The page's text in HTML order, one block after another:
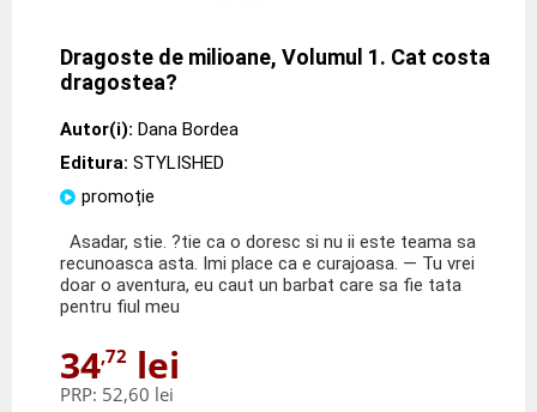
Dragoste de milioane, Volumul 1. Cat costa
dragostea?
Autor(i): Dana Bordea
Editura: STYLISHED
promoție
Asadar, stie. ?tie ca o doresc si nu ii este teama sa
recunoasca asta. Imi place ca e curajoasa. — Tu vrei
doar o aventura, eu caut un barbat care sa fie tata
pentru fiul meu
34,72 lei
PRP: 52,60 lei